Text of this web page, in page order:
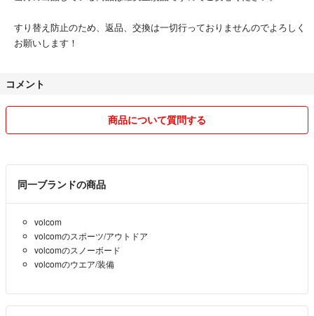
【サイズ】
表記:S
2シーズン数回着用です。
すり替え防止のため、返品、交換は一切行っておりませんのでよろしく
お願いします！
コメント
商品について質問する
同一ブランドの商品
volcom
volcomのスポーツ/アウトドア
volcomのスノーボード
volcomのウエア/装備